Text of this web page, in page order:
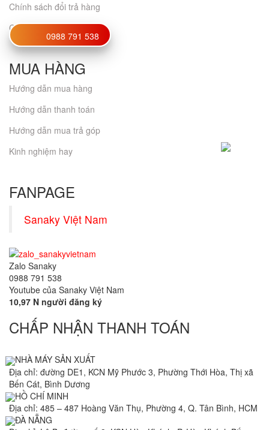
Chính sách đổi trả hàng
Chứng nhận
MUA HÀNG
Hướng dẫn mua hàng
Hướng dẫn thanh toán
Hướng dẫn mua trả góp
Kinh nghiệm hay
FANPAGE
Sanaky Việt Nam
Zalo Sanaky
0988 791 538
Youtube của Sanaky Việt Nam
10,97 N người đăng ký
CHẤP NHẬN THANH TOÁN
NHÀ MÁY SẢN XUẤT
Địa chỉ: đường DE1, KCN Mỹ Phước 3, Phường Thới Hòa, Thị xã
Bến Cát, Bình Dương
HỒ CHÍ MINH
Địa chỉ: 485 – 487 Hoàng Văn Thụ, Phường 4, Q. Tân Bình, HCM
ĐÀ NẴNG
0988 791 538